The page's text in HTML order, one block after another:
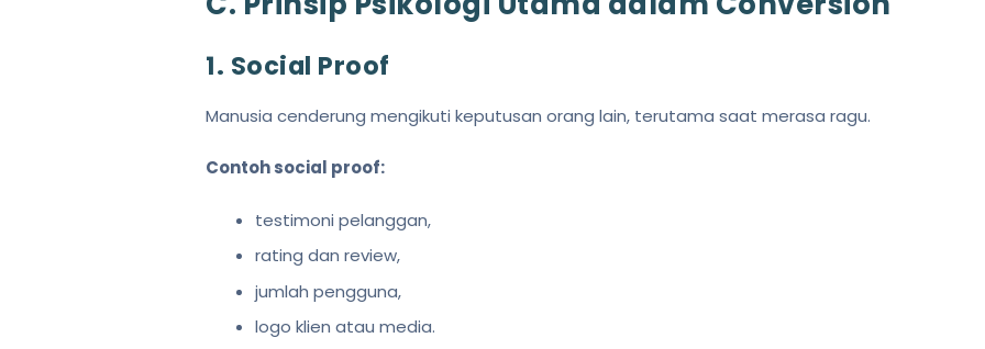
1. Social Proof
Manusia cenderung mengikuti keputusan orang lain, terutama saat merasa ragu.
Contoh social proof:
testimoni pelanggan,
rating dan review,
jumlah pengguna,
logo klien atau media.